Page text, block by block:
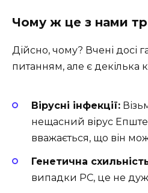
Чому ж це з нами
Дійсно, чому? Вчені досі
питанням, але є декілька
Вірусні інфекції:
нещасний вірус
вважається, що він
Генетична
випадки РС, це не